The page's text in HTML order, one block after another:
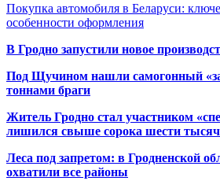
Покупка автомобиля в Беларуси:
особенности оформления
В Гродно запустили новое
Под Щучином нашли самогонный
тоннами браги
Житель Гродно стал участником
лишился свыше сорока шести тысяч
Леса под запретом: в Гродненской
охватили все районы